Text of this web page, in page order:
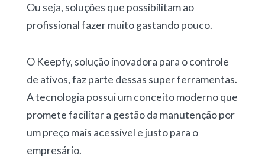
Ou seja, soluções que possibilitam ao
profissional fazer muito gastando pouco.
O Keepfy, solução inovadora para o controle
de ativos, faz parte dessas super ferramentas.
A tecnologia possui um conceito moderno que
promete facilitar a gestão da manutenção por
um preço mais acessível e justo para o
empresário.